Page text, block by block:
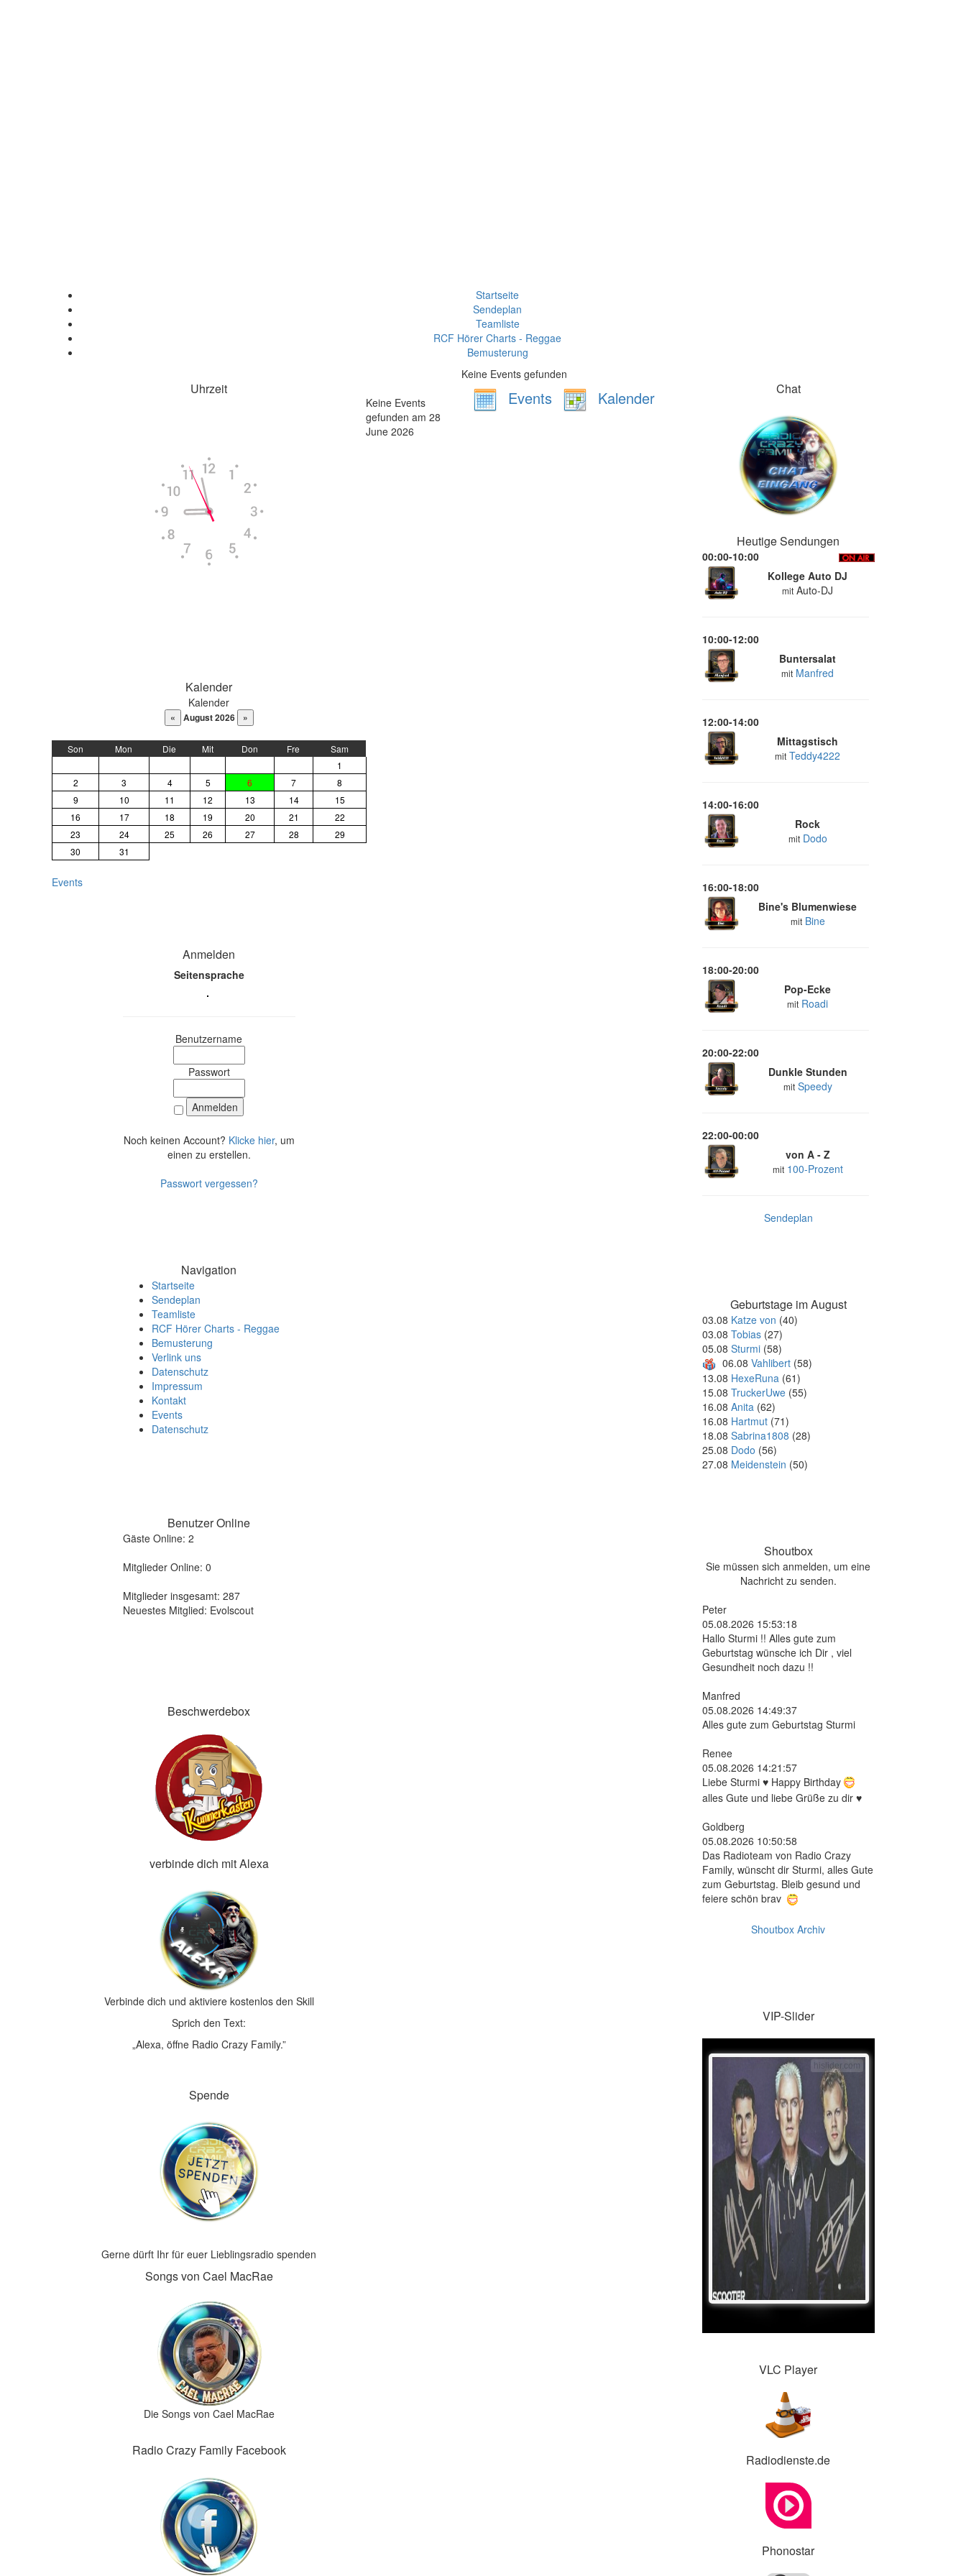
Startseite
Sendeplan
Teamliste
RCF Hörer Charts - Reggae
Bemusterung
Uhrzeit
Kalender
Kalender
August 2026
Son Mon Die Mit Don Fre
Sam
1
2
3 4 5 6 7
8
9
10 11 12 13 14
15
16
17 18 19 20 21
22
23
24 25 26 27 28
29
30
31
Events
Anmelden
Seitensprache
Benutzername
Passwort
Noch keinen Account? Klicke hier, um
einen zu erstellen.
Passwort vergessen?
Navigation
Startseite
Sendeplan
Teamliste
RCF Hörer Charts - Reggae
Bemusterung
Verlink uns
Datenschutz
Impressum
Kontakt
Events
Datenschutz
Benutzer Online
Gäste Online: 2
Mitglieder Online: 0
Mitglieder insgesamt: 287
Neuestes Mitglied: Evolscout
Beschwerdebox
verbinde dich mit Alexa
Verbinde dich und aktiviere kostenlos den Skill
Sprich den Text:
„Alexa, öffne Radio Crazy Family.”
Spende
Gerne dürft Ihr für euer Lieblingsradio spenden
Songs von Cael MacRae
Die Songs von Cael MacRae
Radio Crazy Family Facebook
Keine Events gefunden
Events Kalender
Keine Events
gefunden am 28
June 2026
Chat
Heutige Sendungen
00:00-10:00
Kollege Auto DJ
mit Auto-DJ
10:00-12:00
Buntersalat
mit Manfred
12:00-14:00
Mittagstisch
mit Teddy4222
14:00-16:00
Rock
mit Dodo
16:00-18:00
Bine's Blumenwiese
mit Bine
18:00-20:00
Pop-Ecke
mit Roadi
20:00-22:00
Dunkle Stunden
mit Speedy
22:00-00:00
von A - Z
mit 100-Prozent
Sendeplan
Geburtstage im August
03.08 Katze von (40)
03.08 Tobias(27)
05.08 Sturmi(58)
06.08 Vahlibert(58)
13.08 HexeRuna (61)
15.08 TruckerUwe(55)
16.08 Anita (62)
16.08 Hartmut(71)
18.08 Sabrina1808 (28)
25.08 Dodo (56)
27.08 Meidenstein (50)
Shoutbox
Sie müssen sich anmelden, um eine
Nachricht zu senden.
Peter
05.08.2026 15:53:18
Hallo Sturmi !! Alles gute zum
Geburtstag wünsche ich Dir , viel
Gesundheit noch dazu !!
Manfred
05.08.2026 14:49:37
Alles gute zum Geburtstag Sturmi
Renee
05.08.2026 14:21:57
Liebe Sturmi ♥ Happy Birthday
alles Gute und liebe Grüße zu dir ♥
Goldberg
05.08.2026 10:50:58
Das Radioteam von Radio Crazy
Family, wünscht dir Sturmi, alles Gute
zum Geburtstag. Bleib gesund und
feiere schön brav
Shoutbox Archiv
VIP-Slider
VLC Player
Radiodienste.de
Phonostar